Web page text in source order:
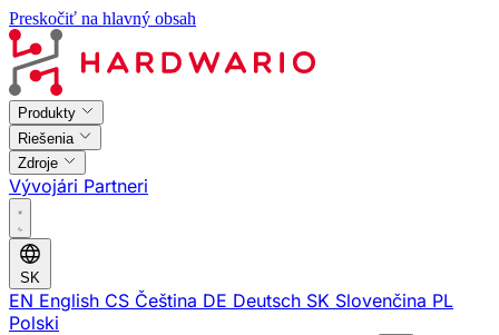
Preskočiť na hlavný obsah
Produkty
Riešenia
Zdroje
Vývojári Partneri
SK
EN English CS Čeština DE Deutsch SK Slovenčina PL
Polski